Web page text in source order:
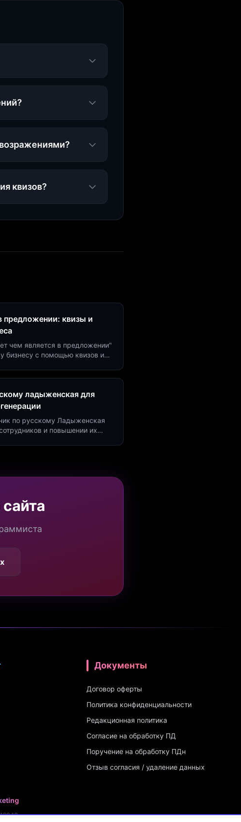
квизов?
предложении: квизы и
чем является в предложении"
бизнесу с помощью квизов и
ладыженская для
по русскому Ладыженская
и повышении их
Документы
Договор оферты
Политика конфиденциальности
Редакционная политика
Согласие на обработку ПД
Поручение на обработку ПДн
Отзыв согласия / удаление данных